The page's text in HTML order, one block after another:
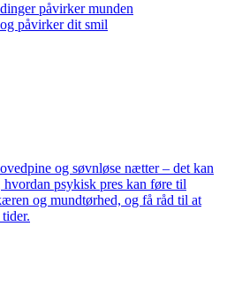
påvirker munden
påvirker dit smil
og søvnløse nætter – det kan
psykisk pres kan føre til
og mundtørhed, og få råd til at